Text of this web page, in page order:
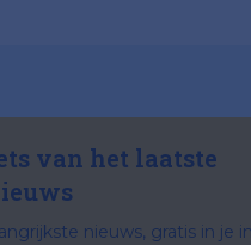
van het laatste
nieuws, gratis in je